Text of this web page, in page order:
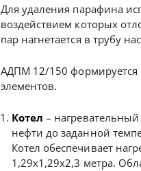
Для удаления парафина
воздействием которых
пар нагнетается в трубу
АДПМ 12/150 формируется
элементов.
Котел –
нефти до заданной
Котел обеспечивает
1,29x1,29x2,3 метра.